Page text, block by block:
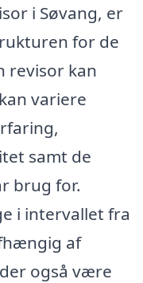
i Søvang, er
for de
revisor kan
variere
samt de
brug for.
i intervallet fra
af
også være